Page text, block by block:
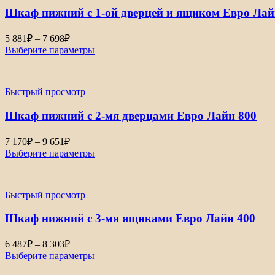
Шкаф нижний с 1-ой дверцей и ящиком Евро
5 881₽ – 7 698₽Диапазон
цен:
5
7
Выберите параметры
Быстрый просмотр
Шкаф нижний с 2-мя дверцами Евро Лайн 800
7 170₽ – 9 651₽Диапазон
цен:
7
9
Выберите параметры
Быстрый просмотр
Шкаф нижний с 3-мя ящиками Евро Лайн 400
6 487₽ – 8 303₽Диапазон
цен:
6
Выберите параметры